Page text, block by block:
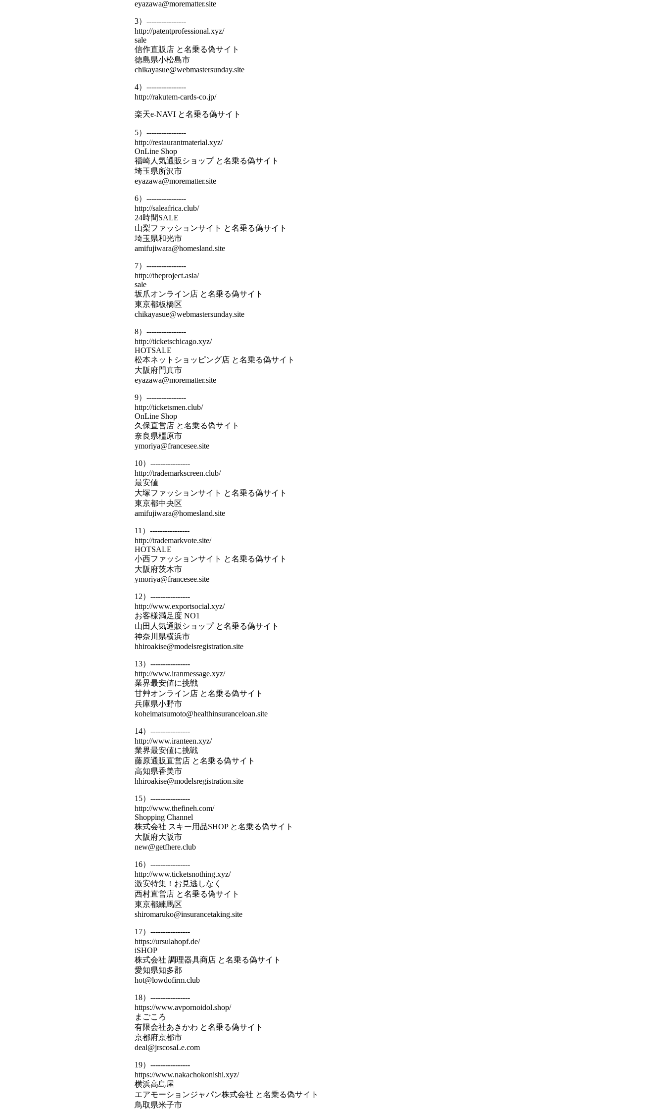
eyazawa@morematter.site
3）----------------
http://patentprofessional.xyz/
sale
信作直販店 と名乗る偽サイト
徳島県小松島市
chikayasue@webmastersunday.site
4）----------------
http://rakutem-cards-co.jp/
楽天e-NAVI と名乗る偽サイト
5）----------------
http://restaurantmaterial.xyz/
OnLine Shop
福崎人気通販ショップ と名乗る偽サイト
埼玉県所沢市
eyazawa@morematter.site
6）----------------
http://saleafrica.club/
24時間SALE
山梨ファッションサイト と名乗る偽サイト
埼玉県和光市
amifujiwara@homesland.site
7）----------------
http://theproject.asia/
sale
坂爪オンライン店 と名乗る偽サイト
東京都板橋区
chikayasue@webmastersunday.site
8）----------------
http://ticketschicago.xyz/
HOTSALE
松本ネットショッピング店 と名乗る偽サイト
大阪府門真市
eyazawa@morematter.site
9）----------------
http://ticketsmen.club/
OnLine Shop
久保直営店 と名乗る偽サイト
奈良県橿原市
ymoriya@francesee.site
10）----------------
http://trademarkscreen.club/
最安値
大塚ファッションサイト と名乗る偽サイト
東京都中央区
amifujiwara@homesland.site
11）----------------
http://trademarkvote.site/
HOTSALE
小西ファッションサイト と名乗る偽サイト
大阪府茨木市
ymoriya@francesee.site
12）----------------
http://www.exportsocial.xyz/
お客様満足度 NO1
山田人気通販ショップ と名乗る偽サイト
神奈川県横浜市
hhiroakise@modelsregistration.site
13）----------------
http://www.iranmessage.xyz/
業界最安値に挑戦
甘艸オンライン店 と名乗る偽サイト
兵庫県小野市
koheimatsumoto@healthinsuranceloan.site
14）----------------
http://www.iranteen.xyz/
業界最安値に挑戦
藤原通販直営店 と名乗る偽サイト
高知県香美市
hhiroakise@modelsregistration.site
15）----------------
http://www.thefineh.com/
Shopping Channel
株式会社 スキー用品SHOP と名乗る偽サイト
大阪府大阪市
new@getfhere.club
16）----------------
http://www.ticketsnothing.xyz/
激安特集！お見逃しなく
西村直営店 と名乗る偽サイト
東京都練馬区
shiromaruko@insurancetaking.site
17）----------------
https://ursulahopf.de/
iSHOP
株式会社 調理器具商店 と名乗る偽サイト
愛知県知多郡
hot@lowdofirm.club
18）----------------
https://www.avpornoidol.shop/
まごころ
有限会社あきかわ と名乗る偽サイト
京都府京都市
deal@jrscosaLe.com
19）----------------
https://www.nakachokonishi.xyz/
横浜高島屋
エアモーションジャパン株式会社 と名乗る偽サイト
鳥取県米子市